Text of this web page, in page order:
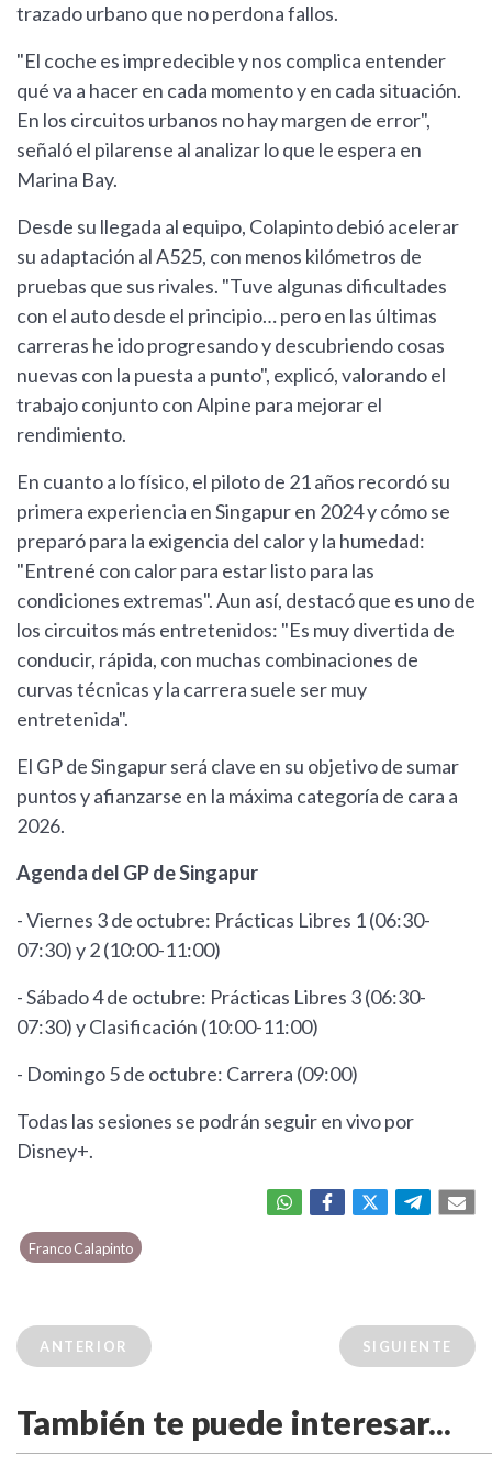
trazado urbano que no perdona fallos.
"El coche es impredecible y nos complica entender
qué va a hacer en cada momento y en cada situación.
En los circuitos urbanos no hay margen de error",
señaló el pilarense al analizar lo que le espera en
Marina Bay.
Desde su llegada al equipo, Colapinto debió acelerar
su adaptación al A525, con menos kilómetros de
pruebas que sus rivales. "Tuve algunas dificultades
con el auto desde el principio… pero en las últimas
carreras he ido progresando y descubriendo cosas
nuevas con la puesta a punto", explicó, valorando el
trabajo conjunto con Alpine para mejorar el
rendimiento.
En cuanto a lo físico, el piloto de 21 años recordó su
primera experiencia en Singapur en 2024 y cómo se
preparó para la exigencia del calor y la humedad:
"Entrené con calor para estar listo para las
condiciones extremas". Aun así, destacó que es uno de
los circuitos más entretenidos: "Es muy divertida de
conducir, rápida, con muchas combinaciones de
curvas técnicas y la carrera suele ser muy
entretenida".
El GP de Singapur será clave en su objetivo de sumar
puntos y afianzarse en la máxima categoría de cara a
2026.
Agenda del GP de Singapur
- Viernes 3 de octubre: Prácticas Libres 1 (06:30-
07:30) y 2 (10:00-11:00)
- Sábado 4 de octubre: Prácticas Libres 3 (06:30-
07:30) y Clasificación (10:00-11:00)
- Domingo 5 de octubre: Carrera (09:00)
Todas las sesiones se podrán seguir en vivo por
Disney+.
Franco Calapinto
ANTERIOR SIGUIENTE
También te puede interesar...